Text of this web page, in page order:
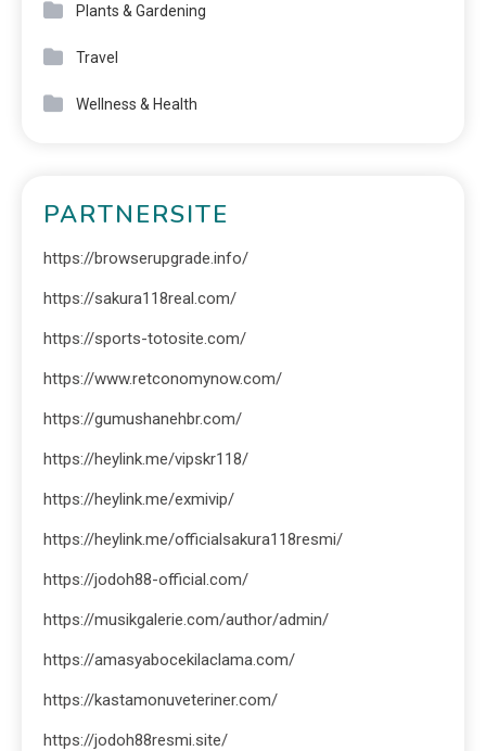
Plants & Gardening
Travel
Wellness & Health
PARTNERSITE
https://browserupgrade.info/
https://sakura118real.com/
https://sports-totosite.com/
https://www.retconomynow.com/
https://gumushanehbr.com/
https://heylink.me/vipskr118/
https://heylink.me/exmivip/
https://heylink.me/officialsakura118resmi/
https://jodoh88-official.com/
https://musikgalerie.com/author/admin/
https://amasyabocekilaclama.com/
https://kastamonuveteriner.com/
https://jodoh88resmi.site/